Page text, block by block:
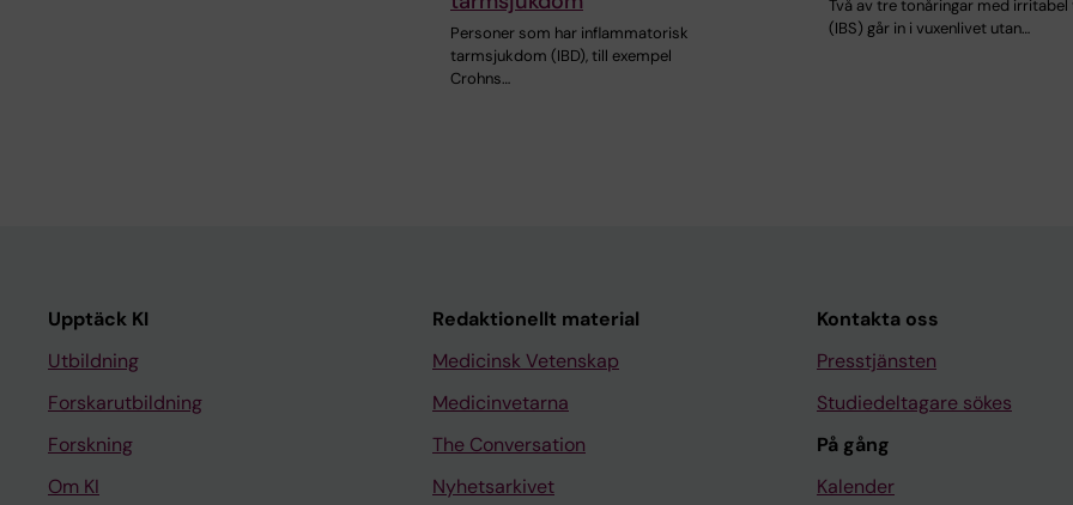
Personer som har inflammatorisk
tarmsjukdom (IBD), till exempel
Crohns…
Två av tre tonåringar med irritabel
(IBS) går in i vuxenlivet utan…
Upptäck KI
Utbildning
Forskarutbildning
Forskning
Om KI
Redaktionellt material
Medicinsk Vetenskap
Medicinvetarna
The Conversation
Nyhetsarkivet
Kontakta oss
Presstjänsten
Studiedeltagare sökes
På gång
Kalender